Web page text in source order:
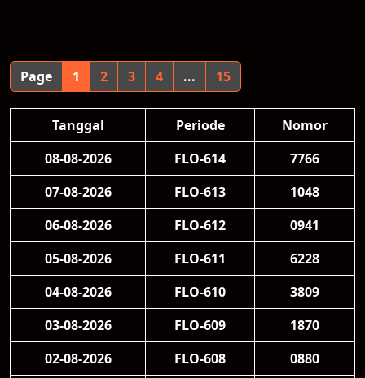
Page 1 2 3 4 ... 15
Tanggal Periode
Nomor
08-08-2026
FLO-614
7766
07-08-2026
FLO-613
1048
06-08-2026
FLO-612
0941
05-08-2026
FLO-611
6228
04-08-2026
FLO-610
3809
03-08-2026
FLO-609
1870
02-08-2026
FLO-608
0880